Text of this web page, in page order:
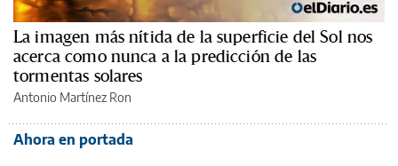
La imagen más nítida de la superficie del Sol nos
acerca como nunca a la predicción de las
tormentas solares
Antonio Martínez Ron
Ahora en portada